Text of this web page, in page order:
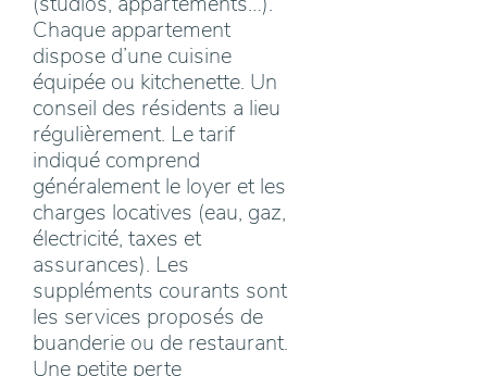
Chaque appartement
dispose d’une cuisine
équipée ou kitchenette. Un
conseil des résidents a lieu
régulièrement. Le tarif
indiqué comprend
généralement le loyer et les
charges locatives (eau, gaz,
électricité, taxes et
assurances). Les
suppléments courants sont
les services proposés de
buanderie ou de restaurant.
Une petite perte